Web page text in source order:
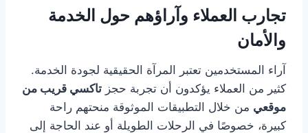
تجارب العملاء وآراؤهم حول الخدمة
والأمان
آراء المستخدمين تعتبر المرآة الحقيقية لجودة الخدمة.
كثير من العملاء يؤكدون أن تجربة حجز تاكسي قريب من
موقعي من خلال التطبيقات الموثوقة منحتهم راحة
كبيرة، خصوصًا في الرحلات الطويلة أو عند الحاجة إلى